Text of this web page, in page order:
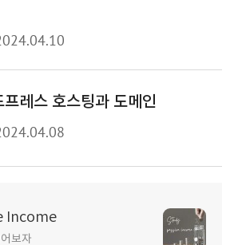
프레스 호스팅과 도메인
Income
보자